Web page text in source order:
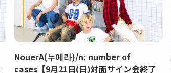
NouerA(누에라)/n: number of
cases【9月21日(日)対面サイン会終了